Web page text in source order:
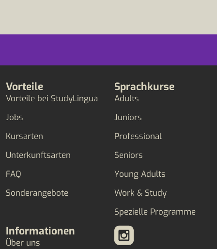
Vorteile
Vorteile bei StudyLingua
Jobs
Kursarten
Unterkunftsarten
FAQ
Sonderangebote
Sprachkurse
Adults
Juniors
Professional
Seniors
Young Adults
Work & Study
Spezielle Programme
Informationen
Über uns